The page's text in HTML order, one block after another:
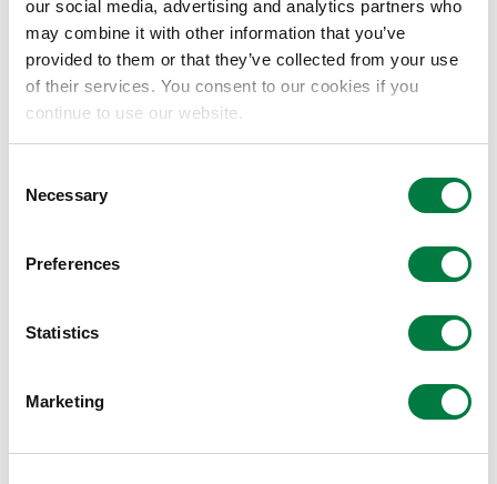
our social media, advertising and analytics partners who
may combine it with other information that you’ve
provided to them or that they’ve collected from your use
of their services. You consent to our cookies if you
continue to use our website.
Selection
Necessary
Preferences
Statistics
Marketing
（茂金属催化气相低密度聚乙烯）